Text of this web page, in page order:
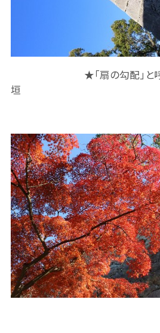
★「扇の勾配」と呼ば
垣